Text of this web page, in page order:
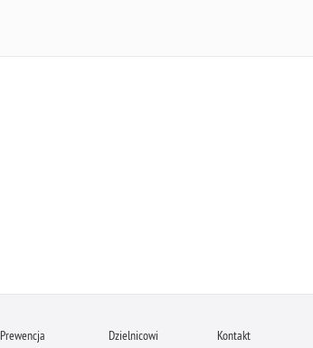
Prewencja Dzielnicowi Kontakt